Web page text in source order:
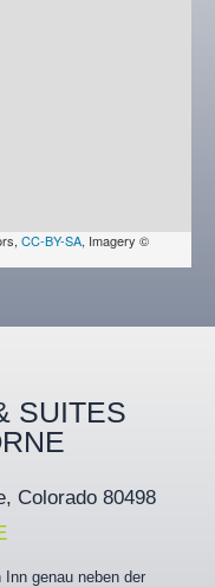
CC-BY-SA, Imagery ©
SUITES
Colorado 80498
genau neben der